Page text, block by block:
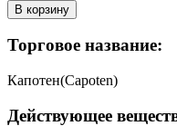
В корзину
Торговое название:
Капотен(Capoten)
Действующее